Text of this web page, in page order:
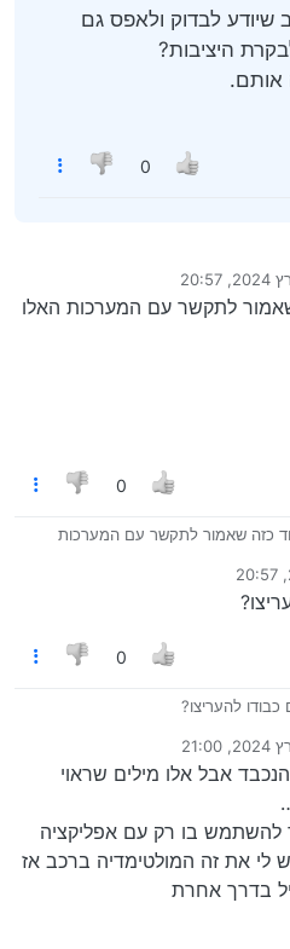
לבדוק ולאפס גם
אותם.
0
אותם.
ידי
לתקשר עם המערכות האלו
0
כזה שאמור לתקשר עם המערכות
0
להעריצו?
ידי
אבל אלו מילים שראוי
להשתמש בו רק עם אפליקציה
לי את זה המולטימדיה ברכב אז
בדרך אחרת